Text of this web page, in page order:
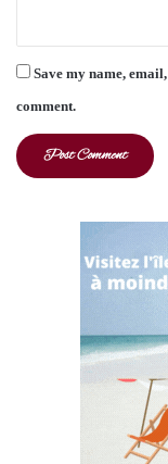
Save my name,
comment.